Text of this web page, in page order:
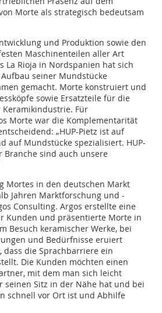
Morte als strategisch bedeutsam
und Produktion sowie den
Maschinenteilen aller Art
La Rioja in Nordspanien hat sich
seiner Mundstücke
gemacht. Morte konstruiert und
sowie Ersatzteile für die
Für
Morte war die Komplementarität
„HUP-Pietz ist auf
auf Mundstücke spezialisiert. HUP-
Branche sind auch unsere
Mortes in den deutschen Markt
Jahren Marktforschung und -
Consulting. Argos erstellte eine
Kunden und präsentierte Morte in
Besuch keramischer Werke, bei
und Bedürfnisse ­eruiert
dass die Sprachbarriere ein
Die Kunden möchten einen
mit dem man sich leicht
seinen Sitz in der Nähe hat und bei
schnell vor Ort ist und Abhilfe